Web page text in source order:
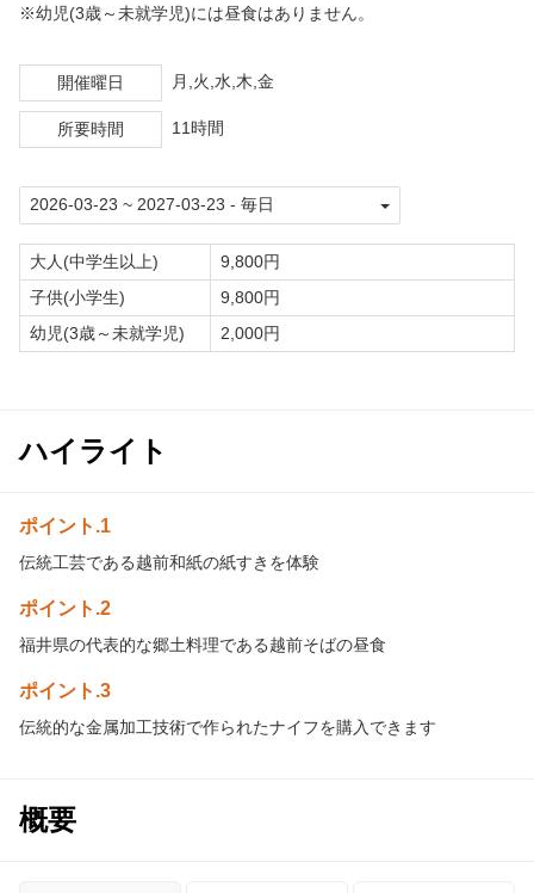
※幼児(3歳～未就学児)には昼食はありません。
開催曜日 月,火,水,木,金
所要時間 11時間
大人(中学生以上)
9,800円
子供(小学生)
9,800円
幼児(3歳～未就学児)
2,000円
ハイライト
ポイント.1
伝統工芸である越前和紙の紙すきを体験
ポイント.2
福井県の代表的な郷土料理である越前そばの昼食
ポイント.3
伝統的な金属加工技術で作られたナイフを購入できます
概要